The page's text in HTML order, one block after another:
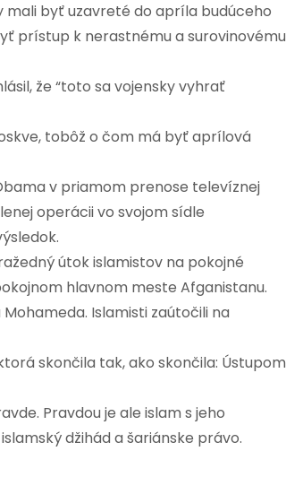
mali byť uzavreté do apríla budúceho
prístup k nerastnému a surovinovému
že “toto sa vojensky vyhrať
tobôž o čom má byť aprílová
v priamom prenose televíznej
operácii vo svojom sídle
útok islamistov na pokojné
hlavnom meste Afganistanu.
Islamisti zaútočili na
skončila tak, ako skončila: Ústupom
Pravdou je ale islam s jeho
džihád a šariánske právo.